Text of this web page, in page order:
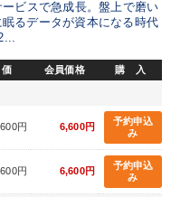
ＣＤ・講演ＤＶＤ・デジ
ウンロード）
設・不動産業
ト 専門家
ビスで急成長。盤上で磨い
るデータが資本になる時代
会員価格 購 入
円 6,600円
予約申込
み
円 6,600円
予約申込
み